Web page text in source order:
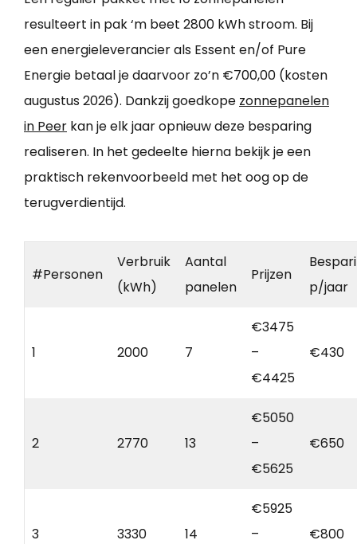
resulteert in pak ‘m beet 2800 kWh stroom. Bij
een energieleverancier als Essent en/of Pure
Energie betaal je daarvoor zo’n €700,00 (kosten
augustus 2026). Dankzij goedkope zonnepanelen
in Peer kan je elk jaar opnieuw deze besparing
realiseren. In het gedeelte hierna bekijk je een
praktisch rekenvoorbeeld met het oog op de
terugverdientijd.
#Personen
Verbruik
(kWh)
Aantal
panelen
Prijzen
p/jaar
1 2000 7
€3475
–
€4425
€430
2 2770 13
€5050
–
€5625
€650
3 3330 14
€5925
–
€800